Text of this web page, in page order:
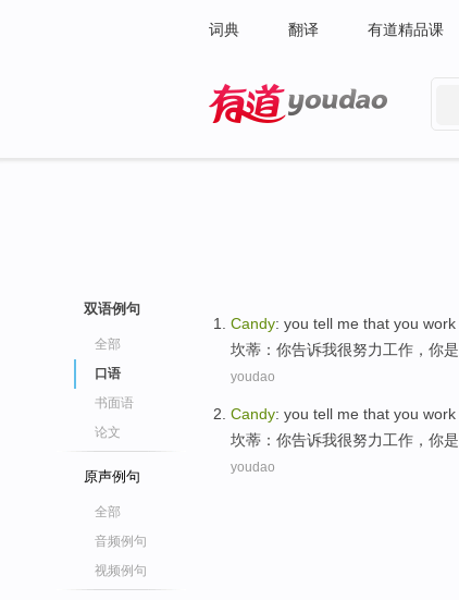
词典 翻译 有道精品课
双语例句
全部
口语
书面语
论文
原声例句
全部
音频例句
视频例句
Candy: you tell me that you work
坎蒂 ： 你告诉我很努力工作 ，你是
youdao
Candy: you tell me that you work
坎蒂 ： 你告诉我很努力工作 ，你是
youdao